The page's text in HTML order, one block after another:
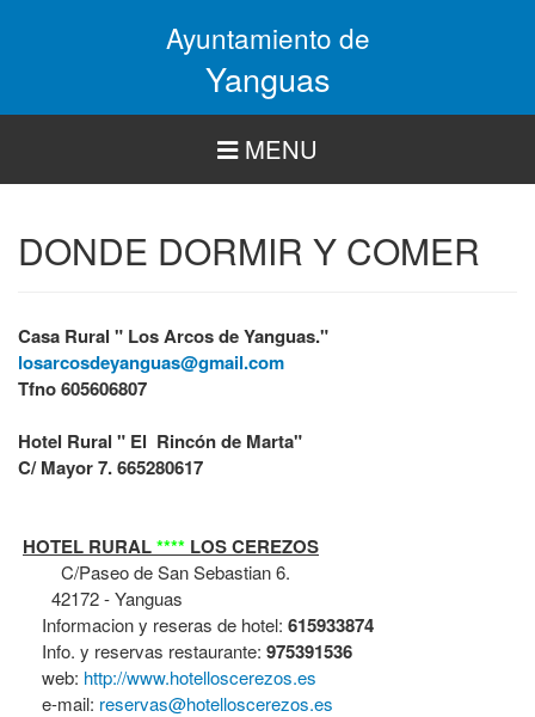
Ayuntamiento de
Yanguas
MENU
DONDE DORMIR Y COMER
Casa Rural " Los Arcos de Yanguas."
losarcosdeyanguas@gmail.com
Tfno 605606807
Hotel Rural " El Rincón de Marta"
C/ Mayor 7. 665280617
HOTEL RURAL**** LOS CEREZOS
C/Paseo de San Sebastian 6.
42172 -Yanguas
Informacion y reseras de hotel: 615933874
Info. y reservas restaurante: 975391536
web: http://www.hotelloscerezos.es
e-mail: reservas@hotelloscerezos.es